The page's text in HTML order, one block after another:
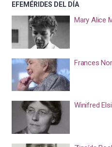
EFEMÉRIDES DEL DÍA
Mary Alice
Frances
Winifred